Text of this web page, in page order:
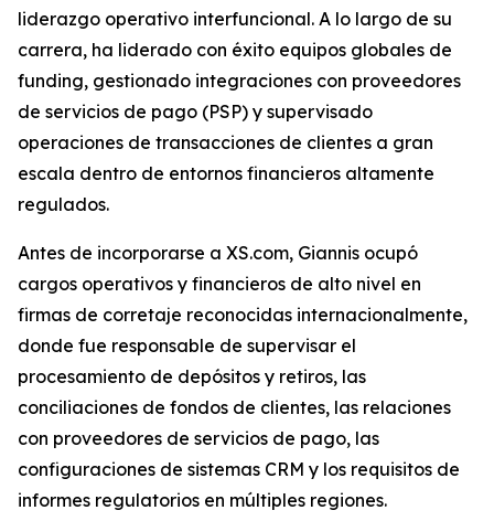
liderazgo operativo interfuncional. A lo largo de su
carrera, ha liderado con éxito equipos globales de
funding, gestionado integraciones con proveedores
de servicios de pago (PSP) y supervisado
operaciones de transacciones de clientes a gran
escala dentro de entornos financieros altamente
regulados.
Antes de incorporarse a XS.com, Giannis ocupó
cargos operativos y financieros de alto nivel en
firmas de corretaje reconocidas internacionalmente,
donde fue responsable de supervisar el
procesamiento de depósitos y retiros, las
conciliaciones de fondos de clientes, las relaciones
con proveedores de servicios de pago, las
configuraciones de sistemas CRM y los requisitos de
informes regulatorios en múltiples regiones.